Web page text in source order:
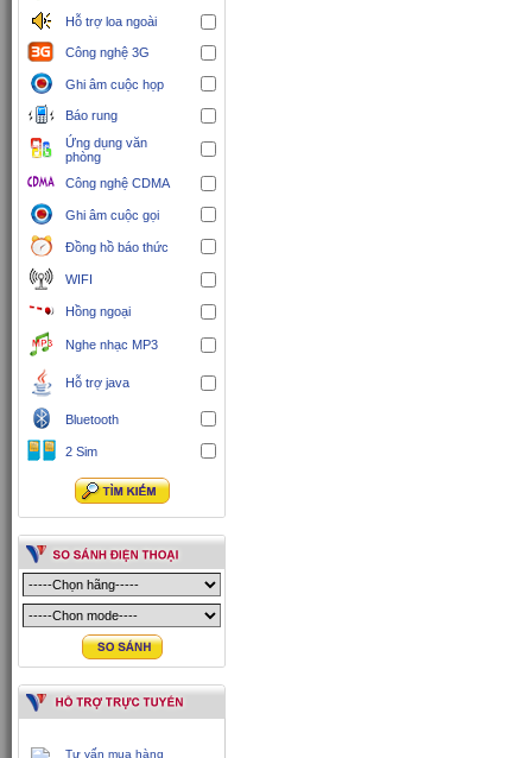
Hỗ trợ loa ngoài
Công nghệ 3G
Ghi âm cuộc họp
Báo rung
Ứng dụng văn
phòng
Công nghệ CDMA
Ghi âm cuộc gọi
Đồng hồ báo thức
WIFI
Hồng ngoại
Nghe nhạc MP3
Hỗ trợ java
Bluetooth
2 Sim